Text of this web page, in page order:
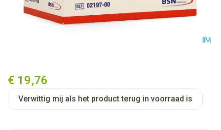
€ 19,76
Verwittig mij als het product terug in voorraad is